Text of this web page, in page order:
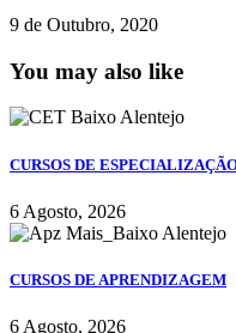
9 de Outubro, 2020
You may also like
CURSOS DE
6 Agosto, 2026
CURSOS DE APRENDIZAGEM
6 Agosto, 2026